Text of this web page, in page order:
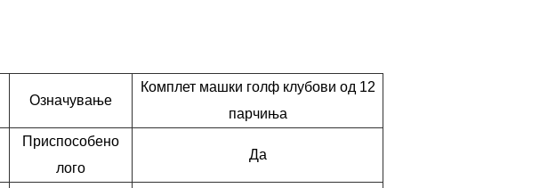
Означување
Комплет машки голф клубови од 12
парчиња
Приспособено
лого
Да